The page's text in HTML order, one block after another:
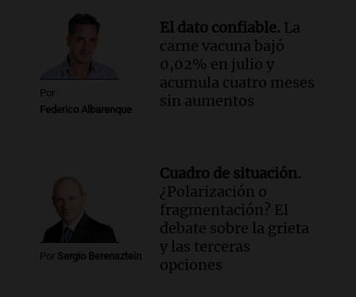
Fe relativiza el impacto del fallo sobre
jubilaciones en la provincia
Panorama Federal
Episodios
Por
Federico Albarenque
El dato confiable. La
carne vacuna bajó
0,02% en julio y
acumula cuatro meses
sin aumentos
Por Sergio Berensztein
Cuadro de situación.
¿Polarización o
fragmentación? El
debate sobre la grieta
y las terceras
opciones